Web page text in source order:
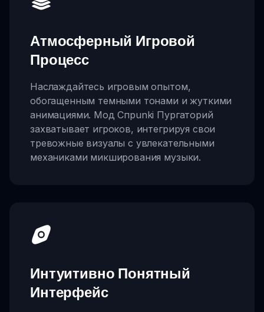
Атмосферный Игровой
Процесс
Наслаждайтесь игровым опытом,
обогащенным темными тонами и жуткими
анимациями. Мод Спрunki Пургаторий
захватывает игроков, интегрируя свои
тревожные визуалы с увлекательными
механиками микширования музыки.
Интуитивно Понятный
Интерфейс